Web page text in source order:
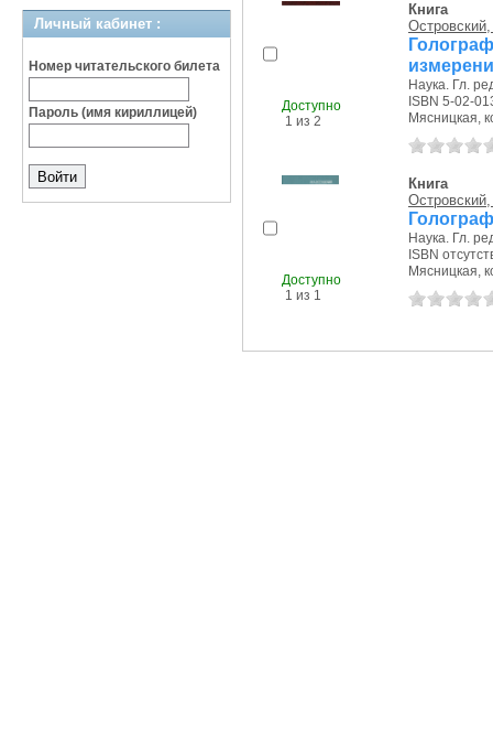
Личный кабинет :
Номер читательского билета
Пароль (имя кириллицей)
Доступно
1 из 2
Книга
Наука. Гл.
ISBN 5-02-
Мясницкая,
Доступно
1 из 1
Книга
Наука. Гл.
ISBN
Мясницкая,